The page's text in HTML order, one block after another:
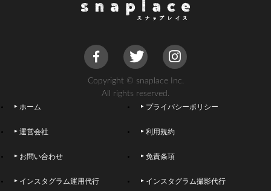
Copyright © snaplace Inc.
All rights reserved.
ホーム プライバシーポリシー
運営会社 利用規約
お問い合わせ 免責条項
インスタグラム運用代行 インスタグラム撮影代行